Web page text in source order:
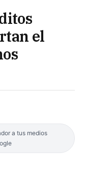
el
a tus medios